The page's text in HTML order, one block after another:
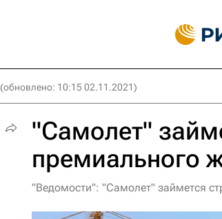
(обновлено: 10:15 02.11.2021)
"Самолет"
премиального
"Ведомости": "Самолет" займется